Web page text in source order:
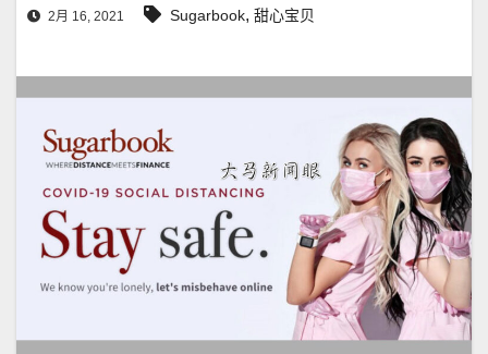
2月 16, 2021 Sugarbook, 甜心宝贝